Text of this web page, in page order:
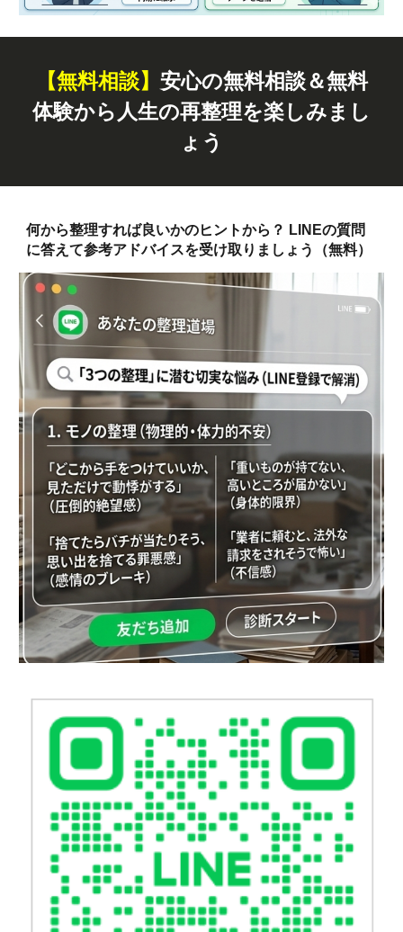
【無料相談】 安心の無料相談＆無料
体験から人生の再整理を楽しみまし
ょう
何から整理すれば良いかのヒントから？ LINEの質問
に答えて参考アドバイスを受け取りましょう（無料）